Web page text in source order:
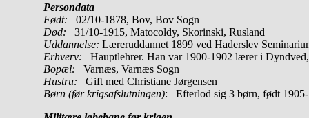
Persondata
Født: 02/10-1878, Bov, Bov Sogn
Død: 31/10-1915, Matocoldy, Skorinski, Rusland
Uddannelse: Læreruddannet 1899 ved Haderslev
Erhverv: Hauptlehrer. Han var 1900-1902 lærer i
Bopæl: Varnæs, Varnæs Sogn
Hustru: Gift med Christiane Jørgensen
Børn (før krigsafslutningen): Efterlod sig 3 børn, født